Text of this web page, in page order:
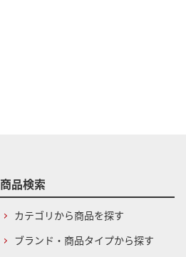
商品検索
カテゴリから商品を探す
ブランド・商品タイプから探す